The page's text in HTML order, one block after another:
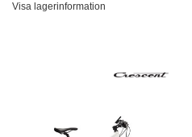
Visa lagerinformation